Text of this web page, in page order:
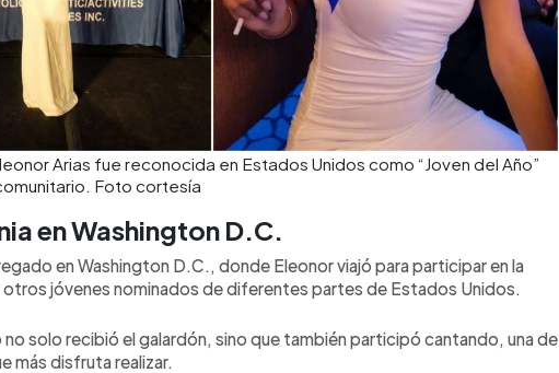
Arias fue reconocida en Estados Unidos como “Joven del Año”
Foto cortesía
en Washington D.C.
en Washington D.C., donde Eleonor viajó para participar en la
otros jóvenes nominados de diferentes partes de Estados Unidos.
no solo recibió el galardón, sino que también participó cantando, una de
más disfruta realizar.